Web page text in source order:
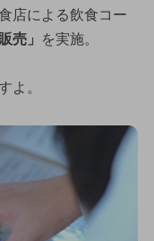
店による飲食コー
売」 を実施。
よ。